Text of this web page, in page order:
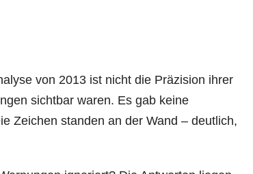
von 2013 ist nicht die Präzision ihrer
sichtbar waren. Es gab keine
Zeichen standen an der Wand – deutlich,